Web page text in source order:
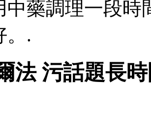
中藥調理一段
。.
法 污話題長